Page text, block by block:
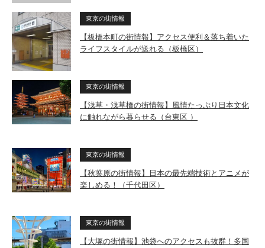
東京の街情報
【板橋本町の街情報】アクセス便利＆落ち着いた
ライフスタイルが送れる（板橋区）
東京の街情報
【浅草・浅草橋の街情報】風情たっぷり日本文化
に触れながら暮らせる（台東区 ）
東京の街情報
【秋葉原の街情報】日本の最先端技術とアニメが
楽しめる！（千代田区）
東京の街情報
【大塚の街情報】池袋へのアクセスも抜群！多国